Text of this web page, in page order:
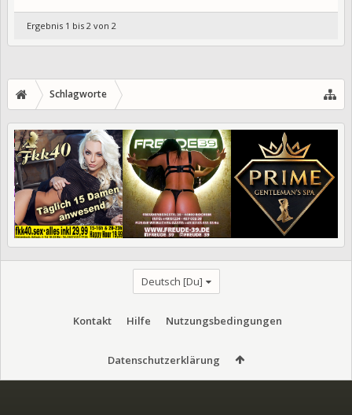
Ergebnis 1 bis 2 von 2
Schlagworte
Deutsch [Du]
Kontakt Hilfe Nutzungsbedingungen
Datenschutzerklärung